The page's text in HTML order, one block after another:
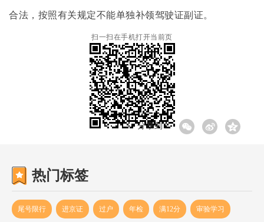
合法，按照有关规定不能单独补领驾驶证副证。
扫一扫在手机打开当前页
分享到:
热门标签
尾号限行 进京证 过户 年检 满12分 审验学习